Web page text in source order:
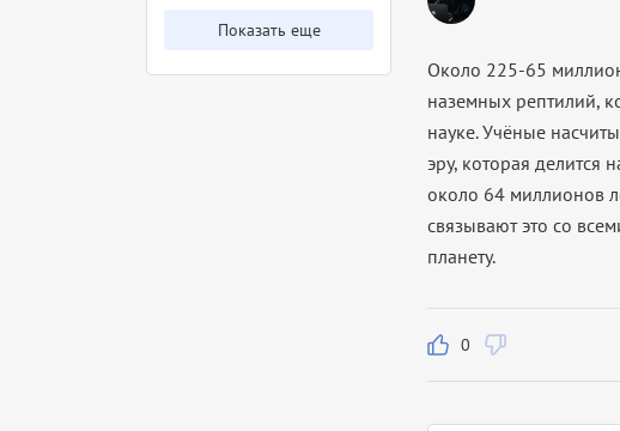
Показать еще
Около 225-65
наземных рептилий,
науке. Учёные
эру, которая
около 64 миллионов
связывают это со
планету.
0